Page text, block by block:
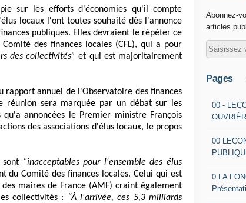
sur les efforts d'économies qu'il compte
locaux l'ont toutes souhaité dès l'annonce
publiques. Elles devraient le répéter ce
des finances locales (CFL), qui a pour
des collectivités” et qui est majoritairement
rapport annuel de l'Observatoire des finances
réunion sera marquée par un débat sur les
annoncées le Premier ministre François
des associations d'élus locaux, le propos
sont “inacceptables pour l'ensemble des élus
du Comité des finances locales. Celui qui est
maires de France (AMF) craint également
collectivités : “À l'arrivée, ces 5,3 milliards
Abonnez-
articles
Pages
00 -
00
0 LA